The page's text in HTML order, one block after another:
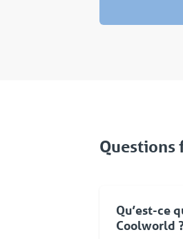
Questions
Qu’est-ce
Coolworld